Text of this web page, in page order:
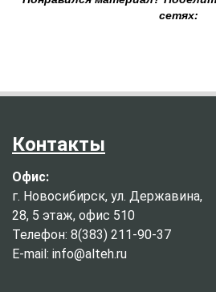
сетях:
Контакты
Офис:
г. Новосибирск, ул. Державина,
28, 5 этаж, офис 510
Телефон: 8(383) 211-90-37
E-mail: info@alteh.ru